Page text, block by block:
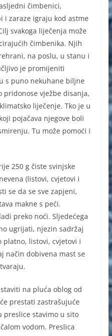
čimbenici,
i zaraze igraju kod astme
svakoga liječenja može
čimbenika. Njih
na poslu, u stanu i
je promijeniti
s puno nekuhane biljne
pridonose vježbe disanja,
liječenje. Tko je u
pojačava njegove boli
Tu može pomoći i
250 g čiste svinjske
(listovi, cvjetovi i
se da se sve zapjeni,
makne s peći.
preko noći. Sljedećega
ugrijati, njezin sadržaj
listovi, cvjetovi i
način dobivena mast se
na pluća oblog od
prestati zastrašujuće
preslice stavimo u sito
vodom. Preslica